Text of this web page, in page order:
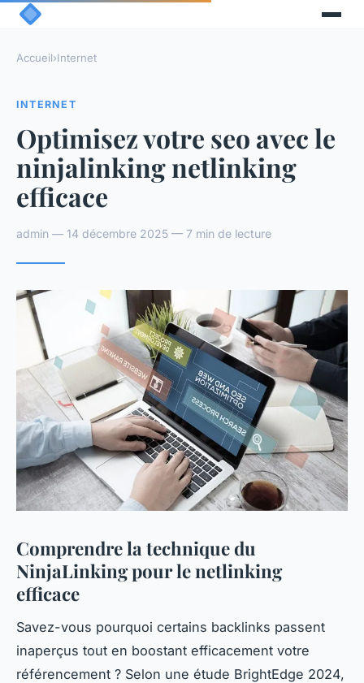
Accueil›Internet
INTERNET
Optimisez votre seo avec le
ninjalinking netlinking
efficace
admin — 14 décembre 2025 — 7 min de lecture
Comprendre la technique du
NinjaLinking pour le netlinking
efficace
Savez-vous pourquoi certains backlinks passent
inaperçus tout en boostant efficacement votre
référencement ? Selon une étude BrightEdge 2024,